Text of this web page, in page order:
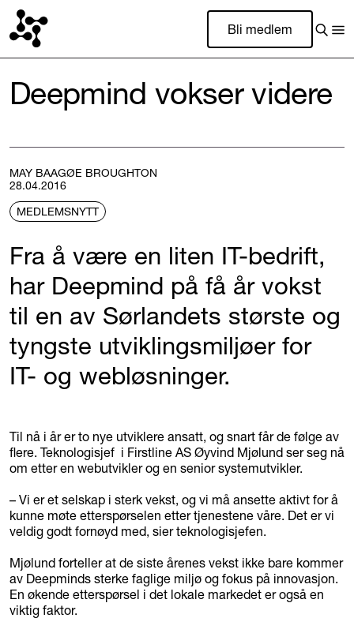
Bli medlem
Deepmind vokser videre
MAY BAAGØE BROUGHTON
28.04.2016
MEDLEMSNYTT
Fra å være en liten IT-bedrift,
har Deepmind på få år vokst
til en av Sørlandets største og
tyngste utviklingsmiljøer for
IT- og webløsninger.
Til nå i år er to nye utviklere ansatt, og snart får de følge av
flere. Teknologisjef i Firstline AS Øyvind Mjølund ser seg nå
om etter en webutvikler og en senior systemutvikler.
– Vi er et selskap i sterk vekst, og vi må ansette aktivt for å
kunne møte etterspørselen etter tjenestene våre. Det er vi
veldig godt fornøyd med, sier teknologisjefen.
Mjølund forteller at de siste årenes vekst ikke bare kommer
av Deepminds sterke faglige miljø og fokus på innovasjon.
En økende etterspørsel i det lokale markedet er også en
viktig faktor.